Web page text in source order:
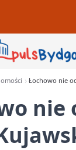
Łochowo nie
nie